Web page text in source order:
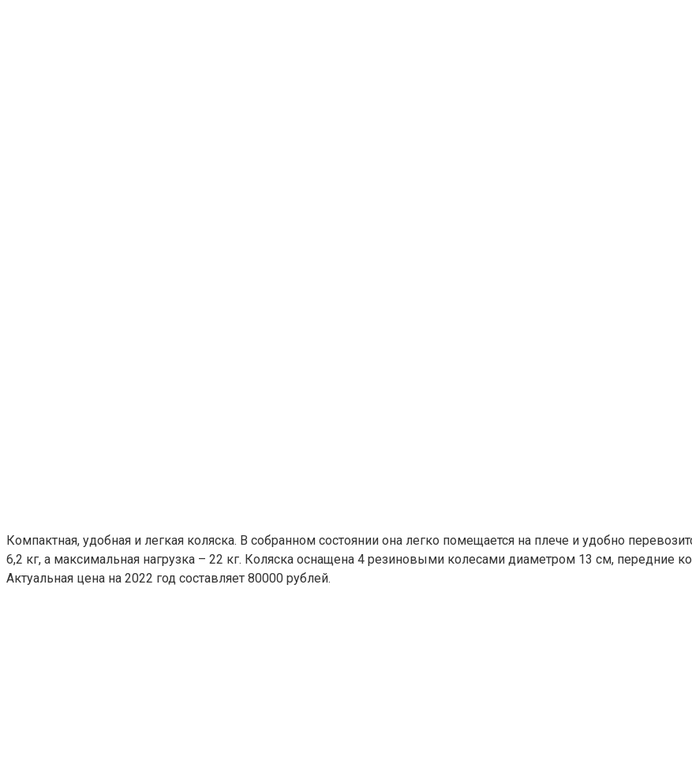
Компактная, удобная и легкая коляска. В собранном состоянии она легко помещается на плече и удобно
6,2 кг, а максимальная нагрузка – 22 кг. Коляска оснащена 4 резиновыми колесами диаметром 13 см, передние
Актуальная цена на 2022 год составляет 80000 рублей.